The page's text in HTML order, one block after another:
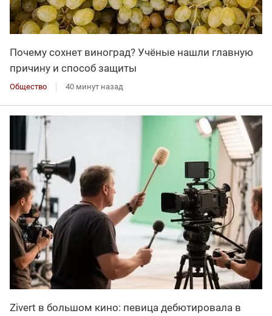
Почему сохнет виноград? Учёные нашли главную
причину и способ защиты
Общество 40 минут назад
Zivert в большом кино: певица дебютировала в